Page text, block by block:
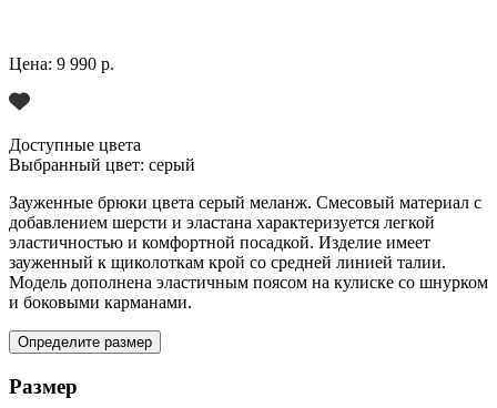
Цена: 9 990 р.
Доступные цвета
Выбранный цвет: серый
Зауженные брюки цвета серый меланж. Смесовый материал с
добавлением шерсти и эластана характеризуется легкой
эластичностью и комфортной посадкой. Изделие имеет
зауженный к щиколоткам крой со средней линией талии.
Модель дополнена эластичным поясом на кулиске со шнурком
и боковыми карманами.
Определите размер
Размер